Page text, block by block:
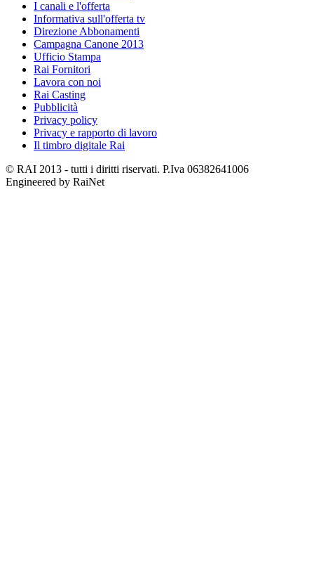
I canali e l'offerta
Informativa sull'offerta tv
Direzione Abbonamenti
Campagna Canone 2013
Ufficio Stampa
Rai Fornitori
Lavora con noi
Rai Casting
Pubblicità
Privacy policy
Privacy e rapporto di lavoro
Il timbro digitale Rai
© RAI 2013 - tutti i diritti riservati. P.Iva 06382641006
Engineered by RaiNet